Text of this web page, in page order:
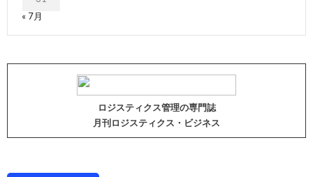
« 7月
ロジスティクス管理の専門誌
月刊ロジスティクス・ビジネス